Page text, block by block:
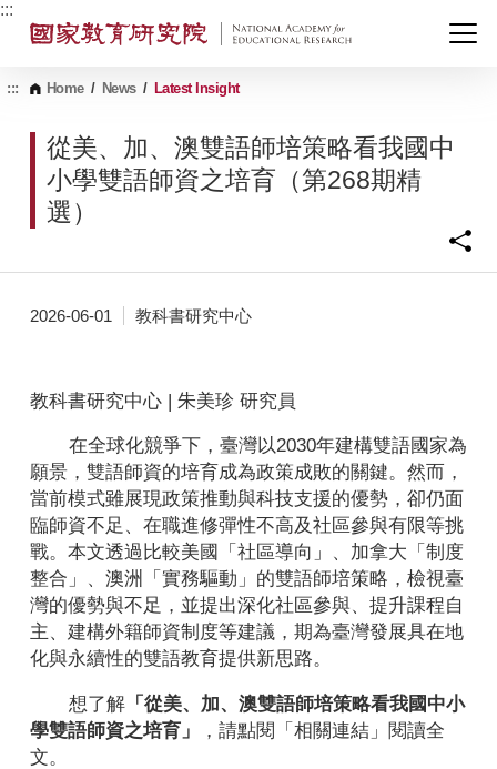
G
C
e
:::
::: Home / News / Latest Insight
從美、加、澳雙語師培策略看我國中
小學雙語師資之培育（第268期精
選）
2026-06-01 教科書研究中心
教科書研究中心 | 朱美珍 研究員
在全球化競爭下，臺灣以2030年建構雙語國家為
願景，雙語師資的培育成為政策成敗的關鍵。然而，
當前模式雖展現政策推動與科技支援的優勢，卻仍面
臨師資不足、在職進修彈性不高及社區參與有限等挑
戰。本文透過比較美國「社區導向」、加拿大「制度
整合」、澳洲「實務驅動」的雙語師培策略，檢視臺
灣的優勢與不足，並提出深化社區參與、提升課程自
主、建構外籍師資制度等建議，期為臺灣發展具在地
化與永續性的雙語教育提供新思路。
想了解「從美、加、澳雙語師培策略看我國中小
學雙語師資之培育」
，請點閱「相關連結」閱讀全
文。